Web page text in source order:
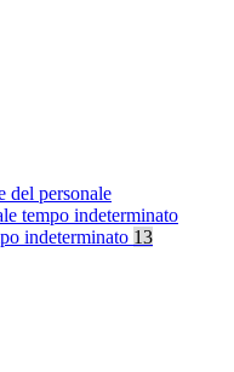
del personale
tempo indeterminato
indeterminato 13